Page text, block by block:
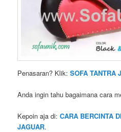
Penasaran? Klik:SOFA TANTRA
Anda ingin tahu bagaimana cara
Kepoin aja di:CARA BERCINTA
JAGUAR.